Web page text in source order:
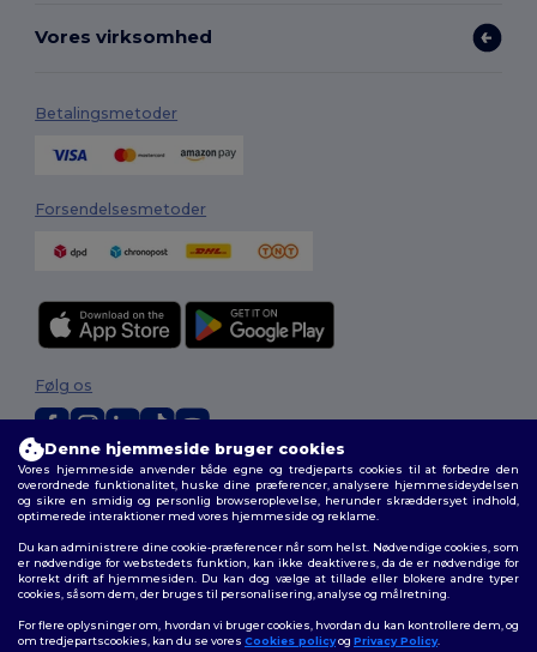
Vores virksomhed
Betalingsmetoder
Forsendelsesmetoder
2026. Alle rettigheder forbeholdes
Vilkår og Betingelser|Tilpasset politik|Fortrolighedspolitik|Politik for
cookies|Sitemap
Følg os
Denne hjemmeside bruger cookies
Vores hjemmeside anvender både egne og tredjeparts cookies til at forbedre den
overordnede funktionalitet, huske dine præferencer, analysere hjemmesideydelsen
og sikre en smidig og personlig browseroplevelse, herunder skræddersyet indhold,
optimerede interaktioner med vores hjemmeside og reklame.
Du kan administrere dine cookie-præferencer når som helst. Nødvendige cookies, som
er nødvendige for webstedets funktion, kan ikke deaktiveres, da de er nødvendige for
korrekt drift af hjemmesiden. Du kan dog vælge at tillade eller blokere andre typer
cookies, såsom dem, der bruges til personalisering, analyse og målretning.
For flere oplysninger om, hvordan vi bruger cookies, hvordan du kan kontrollere dem, og
om tredjepartscookies, kan du se vores Cookies policyog Privacy Policy.